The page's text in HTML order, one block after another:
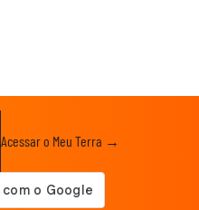
Acessar o Meu Terra →